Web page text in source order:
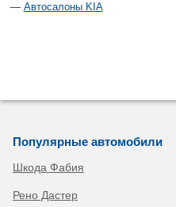
Автосалоны KIA
Популярные автомобили
Шкода Фабия
Рено Дастер